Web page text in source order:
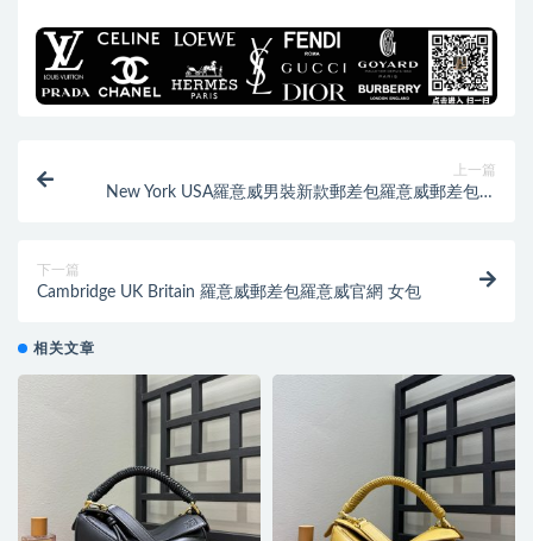
上一篇
New York USA羅意威男裝新款郵差包羅意威郵差包男
下一篇
Cambridge UK Britain 羅意威郵差包羅意威官網 女包
相关文章